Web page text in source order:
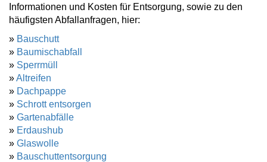
Informationen und Kosten für Entsorgung, sowie zu den
häufigsten Abfallanfragen, hier:
» Bauschutt
» Baumischabfall
» Sperrmüll
»Altreifen
» Dachpappe
» Schrott entsorgen
» Gartenabfälle
» Erdaushub
» Glaswolle
» Bauschuttentsorgung